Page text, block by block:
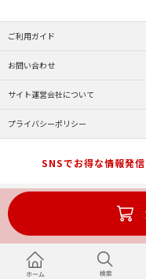
ご利用ガイド
お問い合わせ
サイト運営会社について
プライバシーポリシー
SNSでお得な情報発